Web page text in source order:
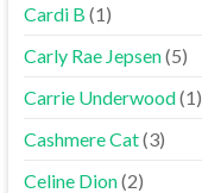
Cardi B (1)
Carly Rae Jepsen(5)
Carrie Underwood(1)
Cashmere Cat(3)
Celine Dion(2)